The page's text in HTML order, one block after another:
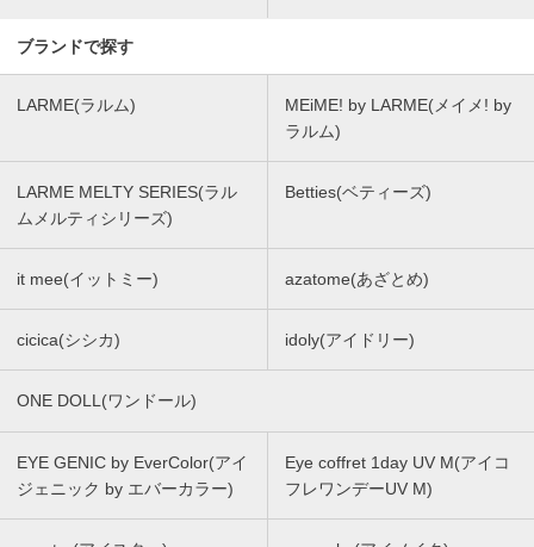
ブランドで探す
LARME(ラルム)
MEiME! by LARME(メイメ! by
ラルム)
LARME MELTY SERIES(ラル
ムメルティシリーズ)
Betties(ベティーズ)
it mee(イットミー) azatome(あざとめ)
cicica(シシカ) idoly(アイドリー)
ONE DOLL(ワンドール)
EYE GENIC by EverColor(アイ
ジェニック by エバーカラー)
Eye coffret 1day UV M(アイコ
フレワンデーUV M)